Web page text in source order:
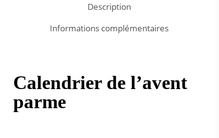
Description
Informations complémentaires
Calendrier de l’avent
parme